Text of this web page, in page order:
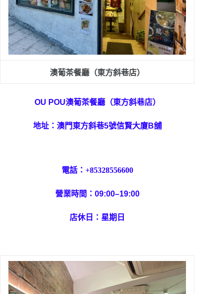
澳葡茶餐廳（東方斜巷店）
OU POU澳葡茶餐廳（東方斜巷店）
地址：澳門東方斜巷5號信賢大廈B舖
電話： +85328556600
營業時間：09:00–19:00
店休日：星期日